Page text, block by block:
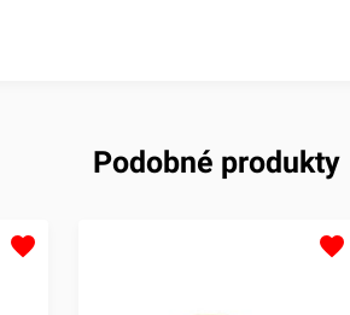
Podobné produkty